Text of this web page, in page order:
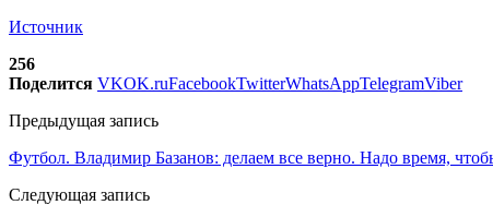
Источник
256
Поделится VKOK.ruFacebookTwitterWhatsAppTelegramViber
Предыдущая запись
Футбол. Владимир Базанов: делаем все верно. Надо время,
Следующая запись